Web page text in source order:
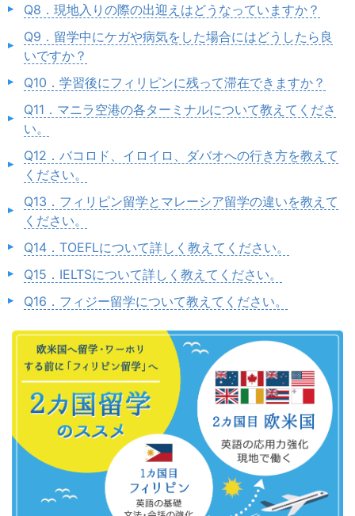
Q8．現地入りの際の出迎えはどうなっていますか？
Q9．留学中にケガや病気をした場合にはどうしたら良
いですか？
Q10．学習後にフィリピンに残って滞在できますか？
Q11．マニラ空港の各ターミナルについて教えてくださ
い。
Q12．バコロド、イロイロ、ダバオへの行き方を教えて
ください。
Q13．フィリピン留学とマレーシア留学の違いを教えて
ください。
Q14．TOEFLについて詳しく教えてください。
Q15．IELTSについて詳しく教えてください。
Q16．フィジー留学について教えてください。